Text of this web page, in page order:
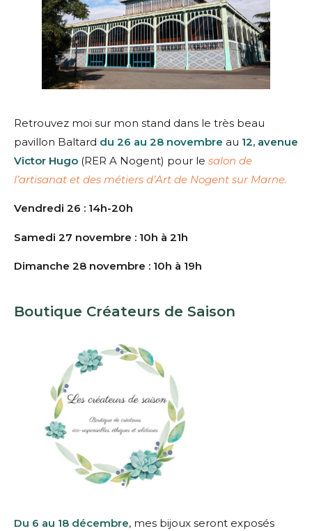
Retrouvez moi sur mon stand dans le très beau
pavillon Baltard du 26 au 28 novembre au 12, avenue
Victor Hugo (RER A Nogent) pour le salon de
l’artisanat et des métiers d’Art de Nogent sur Marne.
Vendredi 26 : 14h-20h
Samedi 27 novembre : 10h à 21h
Dimanche 28 novembre : 10h à 19h
Boutique Créateurs de Saison
Du 6 au 18 décembre, mes bijoux seront exposés